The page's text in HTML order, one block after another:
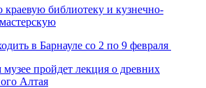
краевую библиотеку и кузнечно-
в Барнауле со 2 по 9 февраля
музее пройдет лекция о древних
Алтая